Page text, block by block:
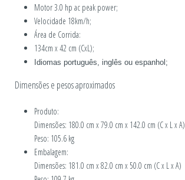
Motor 3.0 hp ac peak power;
Velocidade 18km/h;
Área de Corrida:
134cm x 42 cm (CxL);
Idiomas português, inglês ou espanhol;
Dimensões e pesos aproximados
Produto:
Dimensões: 180.0 cm x 79.0 cm x 142.0 cm (C x L x A)
Peso: 105.6 kg
Embalagem:
Dimensões: 181.0 cm x 82.0 cm x 50.0 cm (C x L x A)